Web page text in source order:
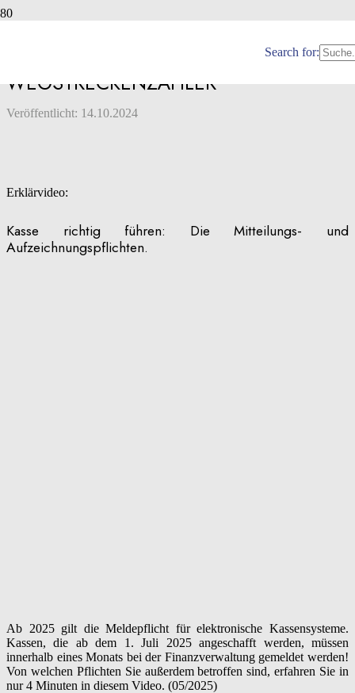
Search for:
KASSENSYSTEME, TAXAMETER UND
WEGSTRECKENZÄHLER
Veröffentlicht: 14.10.2024
Erklärvideo:
Kasse richtig führen: Die Mitteilungs- und
Aufzeichnungspflichten.
Ab 2025 gilt die Meldepflicht für elektronische Kassensysteme.
Kassen, die ab dem 1. Juli 2025 angeschafft werden, müssen
innerhalb eines Monats bei der Finanzverwaltung gemeldet werden!
Von welchen Pflichten Sie außerdem betroffen sind, erfahren Sie in
nur 4 Minuten in diesem Video. (05/2025)